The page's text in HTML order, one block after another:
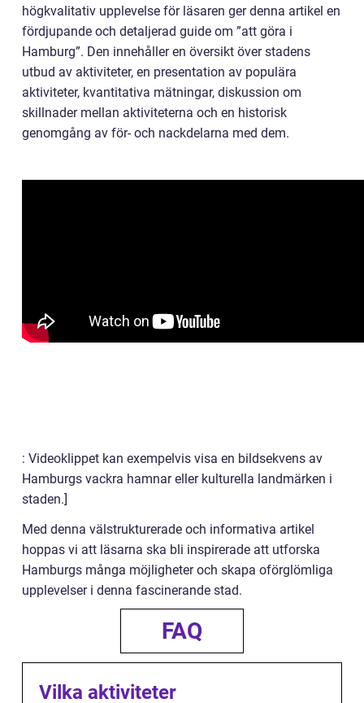
högkvalitativ upplevelse för läsaren ger denna artikel en
fördjupande och detaljerad guide om ”att göra i
Hamburg”. Den innehåller en översikt över stadens
utbud av aktiviteter, en presentation av populära
aktiviteter, kvantitativa mätningar, diskussion om
skillnader mellan aktiviteterna och en historisk
genomgång av för- och nackdelarna med dem.
: Videoklippet kan exempelvis visa en bildsekvens av
Hamburgs vackra hamnar eller kulturella landmärken i
staden.]
Med denna välstrukturerade och informativa artikel
hoppas vi att läsarna ska bli inspirerade att utforska
Hamburgs många möjligheter och skapa oförglömliga
upplevelser i denna fascinerande stad.
FAQ
Vilka aktiviteter